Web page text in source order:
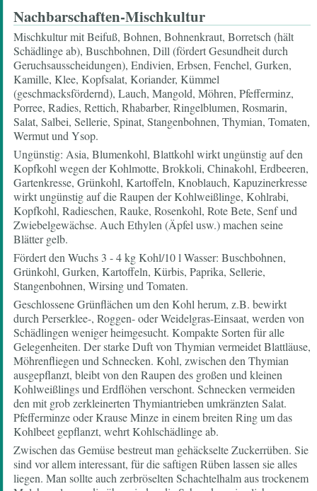
Nachbarschaften-Mischkultur
Mischkultur mit Beifuß, Bohnen, Bohnenkraut, Borretsch (hält
Schädlinge ab), Buschbohnen, Dill (fördert Gesundheit durch
Geruchsausscheidungen), Endivien, Erbsen, Fenchel, Gurken,
Kamille, Klee, Kopfsalat, Koriander, Kümmel
(geschmacksfördernd), Lauch, Mangold, Möhren, Pfefferminz,
Porree, Radies, Rettich, Rhabarber, Ringelblumen, Rosmarin,
Salat, Salbei, Sellerie, Spinat, Stangenbohnen, Thymian, Tomaten,
Wermut und Ysop.
Ungünstig: Asia, Blumenkohl, Blattkohl wirkt ungünstig auf den
Kopfkohl wegen der Kohlmotte, Brokkoli, Chinakohl, Erdbeeren,
Gartenkresse, Grünkohl, Kartoffeln, Knoblauch, Kapuzinerkresse
wirkt ungünstig auf die Raupen der Kohlweißlinge, Kohlrabi,
Kopfkohl, Radieschen, Rauke, Rosenkohl, Rote Bete, Senf und
Zwiebelgewächse. Auch Ethylen (Äpfel usw.) machen seine
Blätter gelb.
Fördert den Wuchs 3 - 4 kg Kohl/10 l Wasser: Buschbohnen,
Grünkohl, Gurken, Kartoffeln, Kürbis, Paprika, Sellerie,
Stangenbohnen, Wirsing und Tomaten.
Geschlossene Grünflächen um den Kohl herum, z.B. bewirkt
durch Perserklee-, Roggen- oder Weidelgras-Einsaat, werden von
Schädlingen weniger heimgesucht. Kompakte Sorten für alle
Gelegenheiten. Der starke Duft von Thymian vermeidet Blattläuse,
Möhrenfliegen und Schnecken. Kohl, zwischen den Thymian
ausgepflanzt, bleibt von den Raupen des großen und kleinen
Kohlweißlings und Erdflöhen verschont. Schnecken vermeiden
den mit grob zerkleinerten Thymiantrieben umkränzten Salat.
Pfefferminze oder Krause Minze in einem breiten Ring um das
Kohlbeet gepflanzt, wehrt Kohlschädlinge ab.
Zwischen das Gemüse bestreut man gehäckselte Zuckerrüben. Sie
sind vor allem interessant, für die saftigen Rüben lassen sie alles
liegen. Man sollte auch zerbröselten Schachtelhalm aus trockenem